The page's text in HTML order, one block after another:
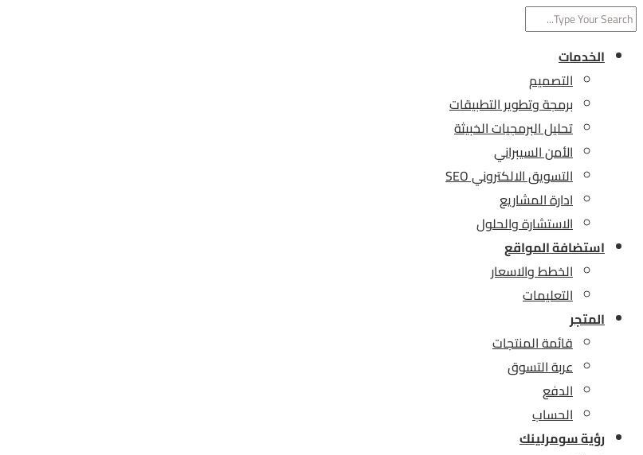
الخدمات
التصميم
برمجة وتطوير التطبيقات
تحليل البرمجيات الخبيثة
الأمن السيبراني
التسويق الالكتروني SEO
ادارة المشاريع
الاستشارة والحلول
استضافة المواقع
الخطط والاسعار
التعليمات
المتجر
قائمة المنتجات
عربة التسوق
الدفع
الحساب
رؤية سومرلينك